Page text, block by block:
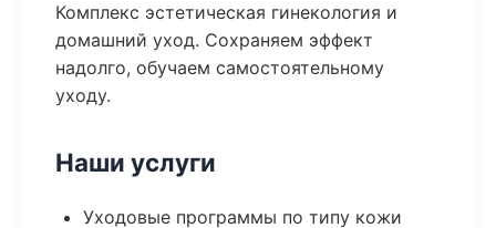
Комплекс эстетическая гинекология и
домашний уход. Сохраняем эффект
надолго, обучаем самостоятельному
уходу.
Наши услуги
Уходовые программы по типу кожи